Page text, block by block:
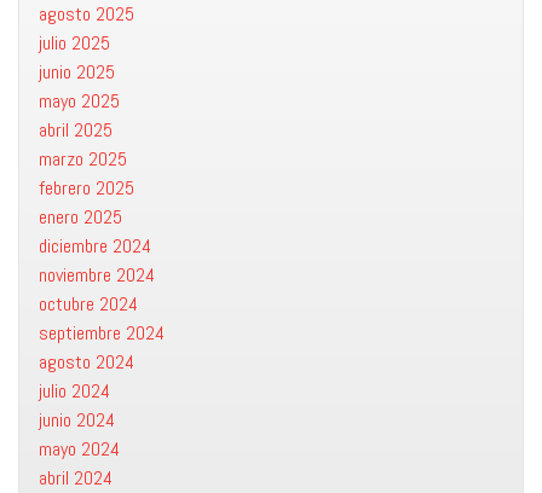
agosto 2025
julio 2025
junio 2025
mayo 2025
abril 2025
marzo 2025
febrero 2025
enero 2025
diciembre 2024
noviembre 2024
octubre 2024
septiembre 2024
agosto 2024
julio 2024
junio 2024
mayo 2024
abril 2024